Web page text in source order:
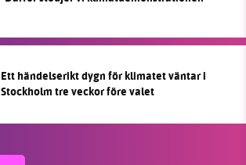
Ett händelserikt dygn för klimatet väntar i
Stockholm tre veckor före valet